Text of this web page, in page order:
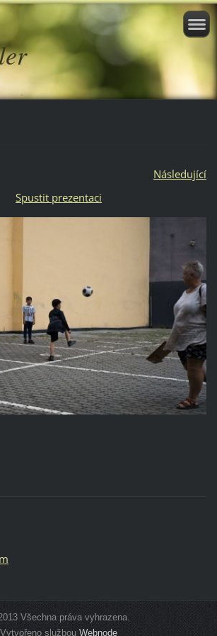
Následující
Spustit prezentaci
Všechna práva vyhrazena.
Vytvořeno službouWebnode